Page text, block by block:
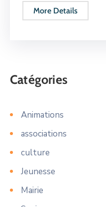
More Details
Catégories
Animations
associations
culture
Jeunesse
Mairie